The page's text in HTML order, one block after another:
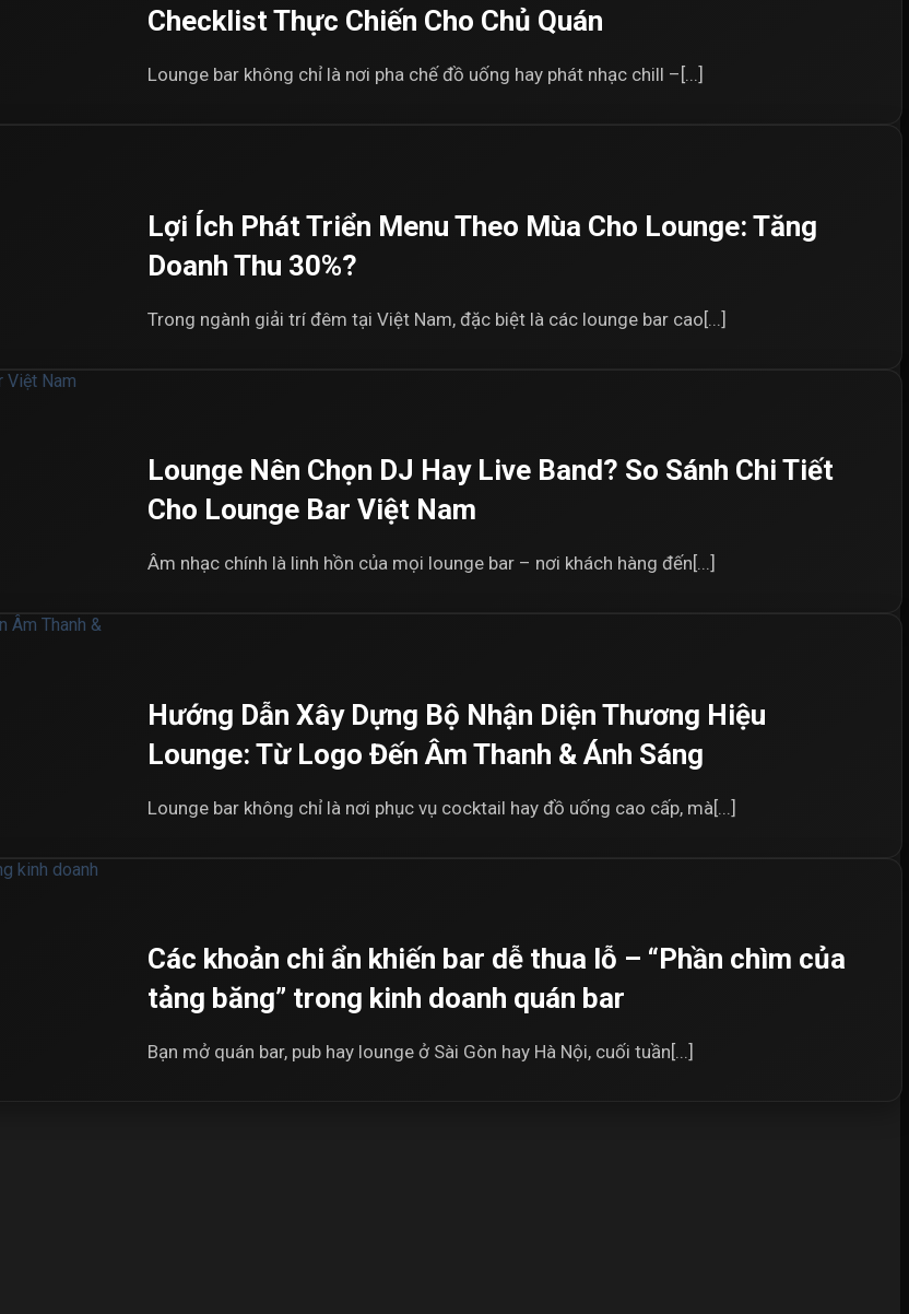
Checklist Thực Chiến Cho Chủ Quán
Lounge bar không chỉ là nơi pha chế đồ uống hay phát nhạc chill –[...]
Lợi Ích Phát Triển Menu Theo Mùa Cho Lounge: Tăng
Doanh Thu 30%?
Trong ngành giải trí đêm tại Việt Nam, đặc biệt là các lounge bar cao[...]
Lounge Nên Chọn DJ Hay Live Band? So Sánh Chi Tiết
Cho Lounge Bar Việt Nam
Âm nhạc chính là linh hồn của mọi lounge bar – nơi khách hàng đến[...]
Hướng Dẫn Xây Dựng Bộ Nhận Diện Thương Hiệu
Lounge: Từ Logo Đến Âm Thanh & Ánh Sáng
Lounge bar không chỉ là nơi phục vụ cocktail hay đồ uống cao cấp, mà[...]
Các khoản chi ẩn khiến bar dễ thua lỗ – “Phần chìm của
tảng băng” trong kinh doanh quán bar
Bạn mở quán bar, pub hay lounge ở Sài Gòn hay Hà Nội, cuối tuần[...]